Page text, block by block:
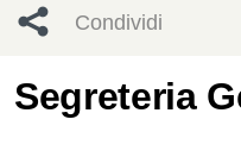
Condividi
Condividi
Segreteria